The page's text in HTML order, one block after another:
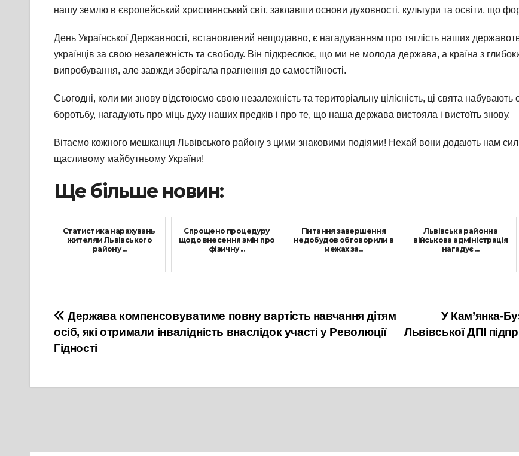
нашу землю в європейський християнський світ, заклавши основи духовності, культури та освіти, що
День Української Державності, встановлений нещодавно, є нагадуванням про тяглість наших
українців за свою незалежність та свободу. Він підкреслює, що ми не молода держава, а країна з
випробування, але завжди зберігала прагнення до самостійності.
Сьогодні, коли ми знову відстоюємо свою незалежність та територіальну цілісність, ці свята
боротьбу, нагадують про міць духу наших предків і про те, що наша держава вистояла і вистоїть знову.
Вітаємо кожного мешканця Львівського району з цими знаковими подіями! Нехай вони додають нам сил,
щасливому майбутньому України!
Ще більше новин:
Статистика нарахувань
жителям Львівського
району ...
Спрощено процедуру
щодо внесення змін про
фізичну ...
Питання завершення
недобудов обговорили в
межах за...
Львівська районна
військова адміністрація
нагадує ...
Навігація
записів
У Кам’янка-
Львівської ДПІ
Держава компенсовуватиме повну вартість навчання дітям
осіб, які отримали інвалідність внаслідок участі у Революції
Гідності